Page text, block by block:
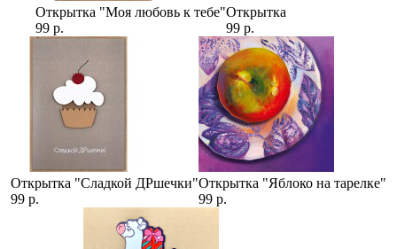
Открытка "Моя любовь к тебе"
99 р.
Открытка
99 р.
Открытка "Сладкой ДРшечки"
99 р.
Открытка "Яблоко на тарелке"
99 р.